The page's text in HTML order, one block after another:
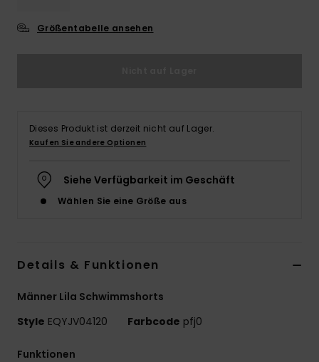
Größentabelle ansehen
Dieses Produkt ist derzeit nicht auf Lager.
Kaufen Sie andere Optionen
Siehe Verfügbarkeit im Geschäft
Wählen Sie eine Größe aus
Details & Funktionen
Männer Lila Schwimmshorts
Style EQYJV04120 Farbcode pfj0
Funktionen